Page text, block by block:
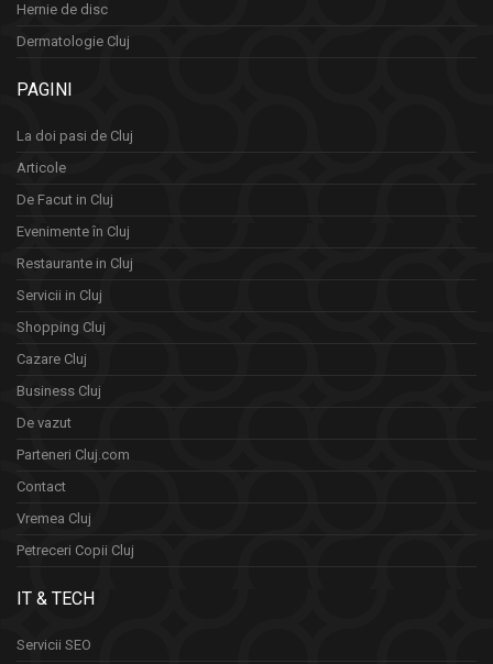
Hernie de disc
Dermatologie Cluj
PAGINI
La doi pasi de Cluj
Articole
De Facut in Cluj
Evenimente în Cluj
Restaurante in Cluj
Servicii in Cluj
Shopping Cluj
Cazare Cluj
Business Cluj
De vazut
Parteneri Cluj.com
Contact
Vremea Cluj
Petreceri Copii Cluj
IT & TECH
Servicii SEO